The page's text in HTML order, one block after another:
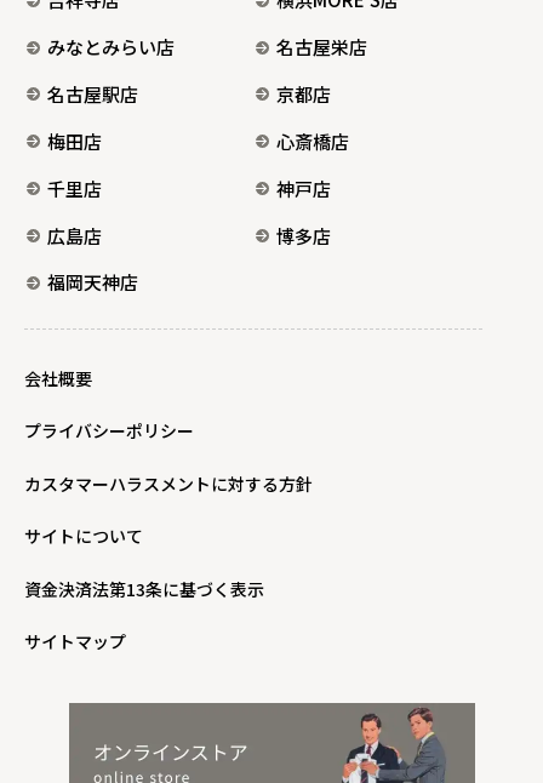
みなとみらい店
名古屋栄店
名古屋駅店
京都店
梅田店
心斎橋店
千里店
神戸店
広島店
博多店
福岡天神店
会社概要
プライバシーポリシー
カスタマーハラスメントに対する方針
サイトについて
資金決済法第13条に基づく表示
サイトマップ